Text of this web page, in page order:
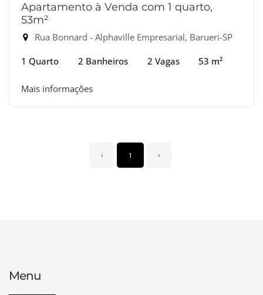
Apartamento à Venda com 1 quarto,
53m²
Rua Bonnard - Alphaville Empresarial, Barueri-SP
1 Quarto 2 Banheiros 2 Vagas 53 m²
Mais informações
‹ 1 ›
Menu